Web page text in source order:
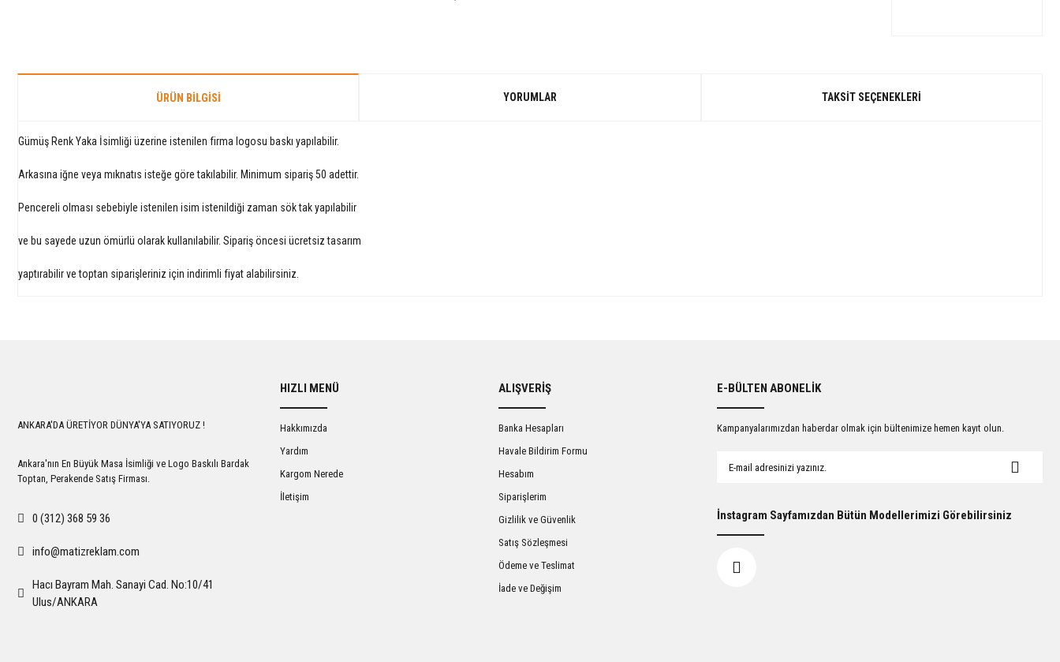
ÜRÜN BILGISI YORUMLAR TAKSIT SEÇENEKLERI
Gümüş Renk Yaka İsimliği üzerine istenilen firma logosu baskı yapılabilir.
Arkasına iğne veya mıknatıs isteğe göre takılabilir. Minimum sipariş 50 adettir.
Pencereli olması sebebiyle istenilen isim istenildiği zaman sök tak yapılabilir
ve bu sayede uzun ömürlü olarak kullanılabilir. Sipariş öncesi ücretsiz tasarım
yaptırabilir ve toptan siparişleriniz için indirimli fiyat alabilirsiniz.
Yorum Yaz
ANKARA'DA ÜRETİYOR DÜNYA'YA SATIYORUZ !
Ankara'nın En Büyük Masa İsimliği ve Logo Baskılı Bardak
Toptan, Perakende Satış Firması.
0 (312) 368 59 36
info@matizreklam.com
Hacı Bayram Mah. Sanayi Cad. No:10/41
Ulus/ANKARA
HIZLI MENÜ
Hakkımızda
Yardım
Kargom Nerede
İletişim
ALIŞVERİŞ
Banka Hesapları
Havale Bildirim Formu
Hesabım
Siparişlerim
Gizlilik ve Güvenlik
Satış Sözleşmesi
Ödeme ve Teslimat
İade ve Değişim
E-BÜLTEN ABONELİK
Kampanyalarımızdan haberdar olmak için bültenimize hemen kayıt olun.
İnstagram Sayfamızdan Bütün Modellerimizi Görebilirsiniz